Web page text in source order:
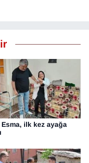
Esma, ilk kez ayağa